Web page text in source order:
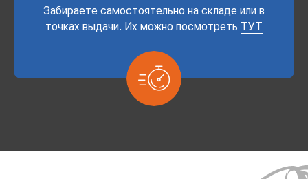
Забираете самостоятельно на складе или в
точках выдачи. Их можно посмотреть ТУТ